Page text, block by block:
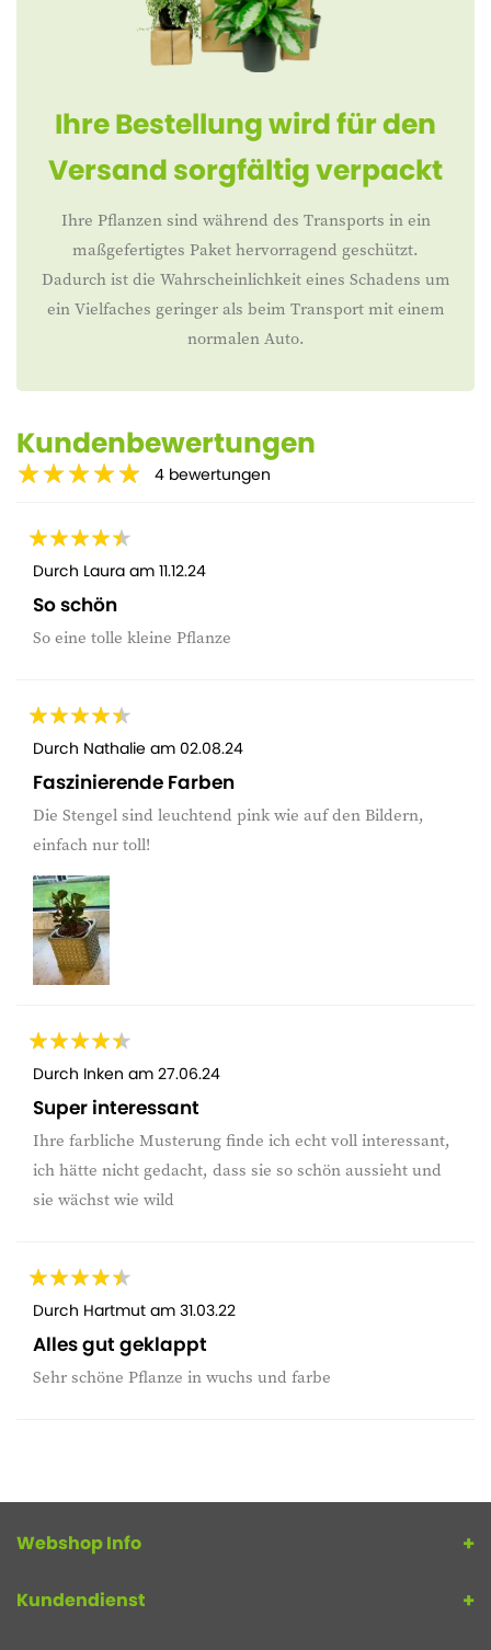
Ihre Bestellung wird für den
Versand sorgfältig verpackt
Ihre Pflanzen sind während des Transports in ein
maßgefertigtes Paket hervorragend geschützt.
Dadurch ist die Wahrscheinlichkeit eines Schadens um
ein Vielfaches geringer als beim Transport mit einem
normalen Auto.
Kundenbewertungen
4 bewertungen
Durch Laura am 11.12.24
So schön
So eine tolle kleine Pflanze
Durch Nathalie am 02.08.24
Faszinierende Farben
Die Stengel sind leuchtend pink wie auf den Bildern,
einfach nur toll!
Durch Inken am 27.06.24
Super interessant
Ihre farbliche Musterung finde ich echt voll interessant,
ich hätte nicht gedacht, dass sie so schön aussieht und
sie wächst wie wild
Durch Hartmut am 31.03.22
Alles gut geklappt
Sehr schöne Pflanze in wuchs und farbe
Webshop Info
Kundendienst